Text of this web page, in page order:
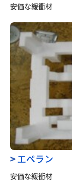
安価な緩衝材
>エペラン
安価な緩衝材